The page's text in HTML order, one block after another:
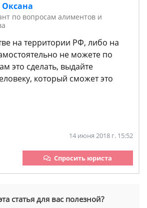
Оксана
по вопросам алиментов и
на территории РФ, либо на
не можете по
это сделать, выдайте
который сможет это
14 июня 2018 г. 15:52
Спросить юриста
статья для вас полезной?